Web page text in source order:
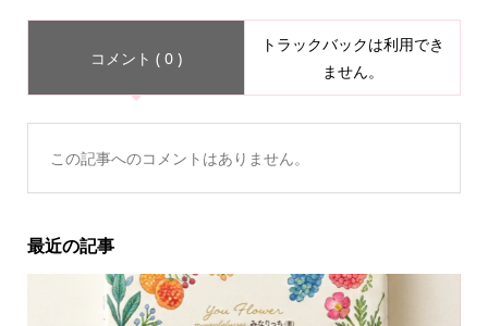
コメント ( 0 )
トラックバックは利用でき
ません。
この記事へのコメントはありません。
最近の記事